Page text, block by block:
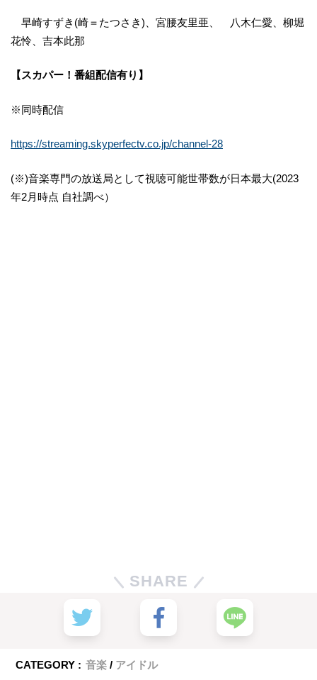
早崎すずき(崎＝たつさき)、宮腰友里亜、 八木仁愛、柳堀
花怜、吉本此那
【スカパー！番組配信有り】
※同時配信
https://streaming.skyperfectv.co.jp/channel-28
(※)音楽専門の放送局として視聴可能世帯数が日本最大(2023
年2月時点 自社調べ）
SHARE
CATEGORY : 音楽 アイドル